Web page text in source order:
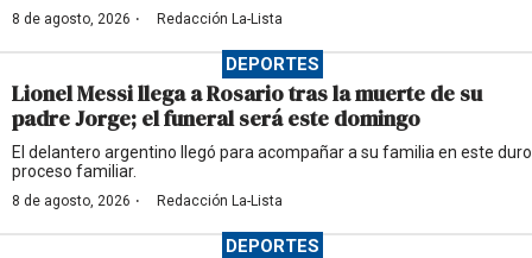
8 de agosto, 2026 · Redacción La-Lista
DEPORTES
Lionel Messi llega a Rosario tras la muerte de su
padre Jorge; el funeral será este domingo
El delantero argentino llegó para acompañar a su familia en este duro
proceso familiar.
8 de agosto, 2026 · Redacción La-Lista
DEPORTES